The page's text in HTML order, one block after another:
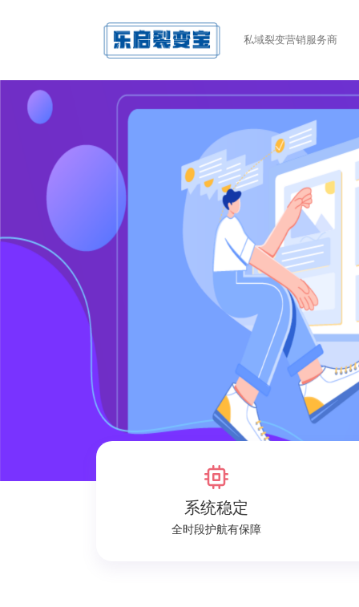
私域裂变营销服务商
系统稳定
全时段护航有保障